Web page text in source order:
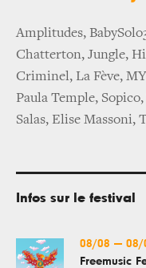
Amplitudes,
Chatterton, Jungle,
Criminel, La Fève,
Paula Temple,
Salas, Elise Massoni,
Infos sur le festival
08/08 — 08/
Freemusic